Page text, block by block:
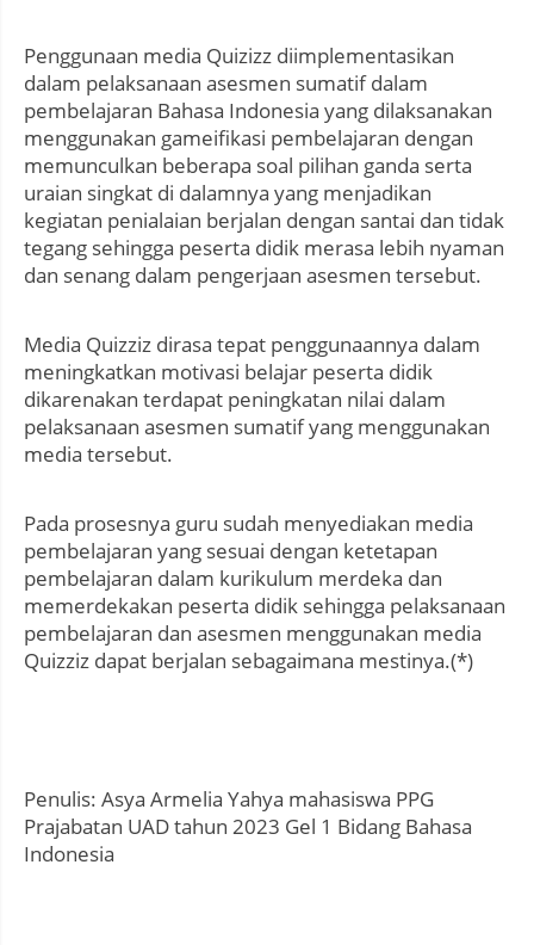
Penggunaan media Quizizz diimplementasikan
dalam pelaksanaan asesmen sumatif dalam
pembelajaran Bahasa Indonesia yang dilaksanakan
menggunakan gameifikasi pembelajaran dengan
memunculkan beberapa soal pilihan ganda serta
uraian singkat di dalamnya yang menjadikan
kegiatan penialaian berjalan dengan santai dan tidak
tegang sehingga peserta didik merasa lebih nyaman
dan senang dalam pengerjaan asesmen tersebut.
Media Quizziz dirasa tepat penggunaannya dalam
meningkatkan motivasi belajar peserta didik
dikarenakan terdapat peningkatan nilai dalam
pelaksanaan asesmen sumatif yang menggunakan
media tersebut.
Pada prosesnya guru sudah menyediakan media
pembelajaran yang sesuai dengan ketetapan
pembelajaran dalam kurikulum merdeka dan
memerdekakan peserta didik sehingga pelaksanaan
pembelajaran dan asesmen menggunakan media
Quizziz dapat berjalan sebagaimana mestinya.(*)
Penulis: Asya Armelia Yahya mahasiswa PPG
Prajabatan UAD tahun 2023 Gel 1 Bidang Bahasa
Indonesia